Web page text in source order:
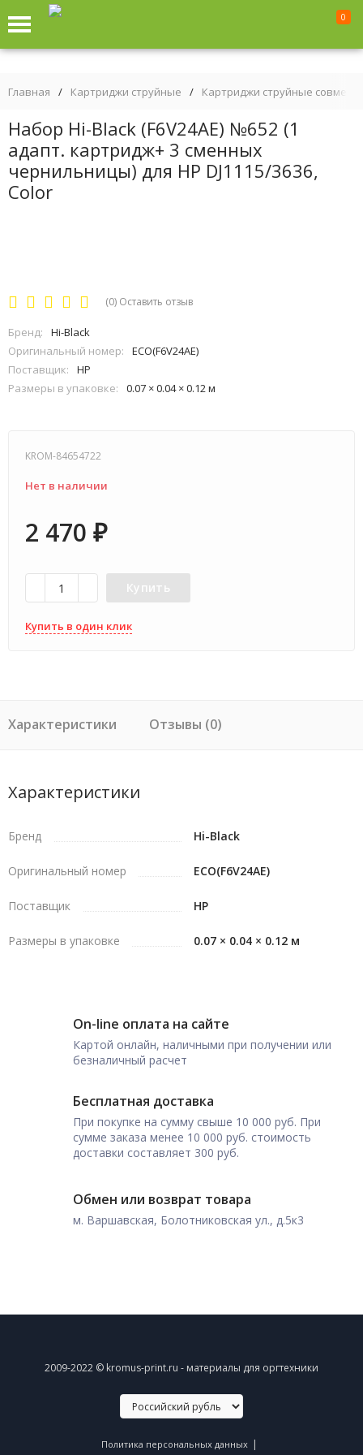
0
Главная / Картриджи струйные / Картриджи струйные
Набор Hi-Black (F6V24AE) №652 (1
адапт. картридж+ 3 сменных
чернильницы) для HP DJ1115/3636,
Color
(0) Оставить отзыв
Бренд:
Hi-Black
Оригинальный номер:
ECO(F6V24AE)
Поставщик:
HP
Размеры в упаковке:
0.07 × 0.04 × 0.12 м
KROM-84654722
Нет в наличии
2 470 ₽
Купить
Купить в один клик
Характеристики Отзывы (0)
Характеристики
Бренд Hi-Black
Оригинальный номер ECO(F6V24AE)
Поставщик HP
Размеры в упаковке 0.07 × 0.04 × 0.12 м
On-line оплата на сайте
Картой онлайн, наличными при получении или
безналичный расчет
Бесплатная доставка
При покупке на сумму свыше 10 000 руб. При
сумме заказа менее 10 000 руб. стоимость
доставки составляет 300 руб.
Обмен или возврат товара
м. Варшавская, Болотниковская ул., д.5к3
2009-2022 © kromus-print.ru - материалы для оргтехники
Политика персональных данных |